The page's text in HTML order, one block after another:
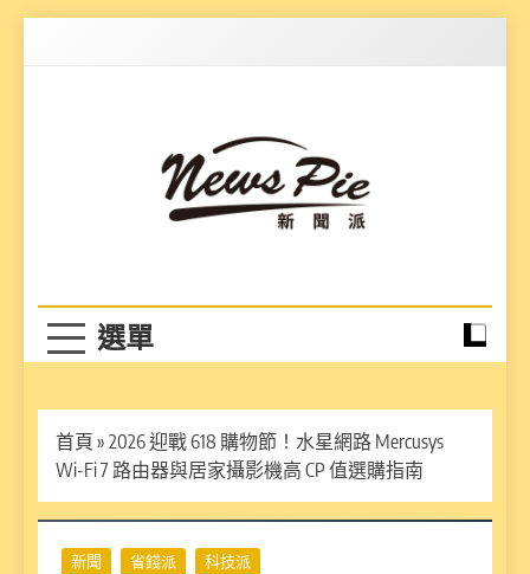
首頁 » 2026 迎戰 618 購物節！水星網路 Mercusys
Wi-Fi 7 路由器與居家攝影機高 CP 值選購指南
新聞 省錢派 科技派